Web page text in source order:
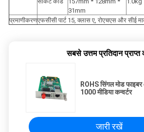
31mm
प्रमाणीकरणएफसीसी पार्ट 15, क्लास ए, रोएचएस और सीई
सबसे उत्तम प्रतिदान प्राप्त
ROHS सिंगल मोड
1000 मीडिया कन्वर्टर
जारी रखें